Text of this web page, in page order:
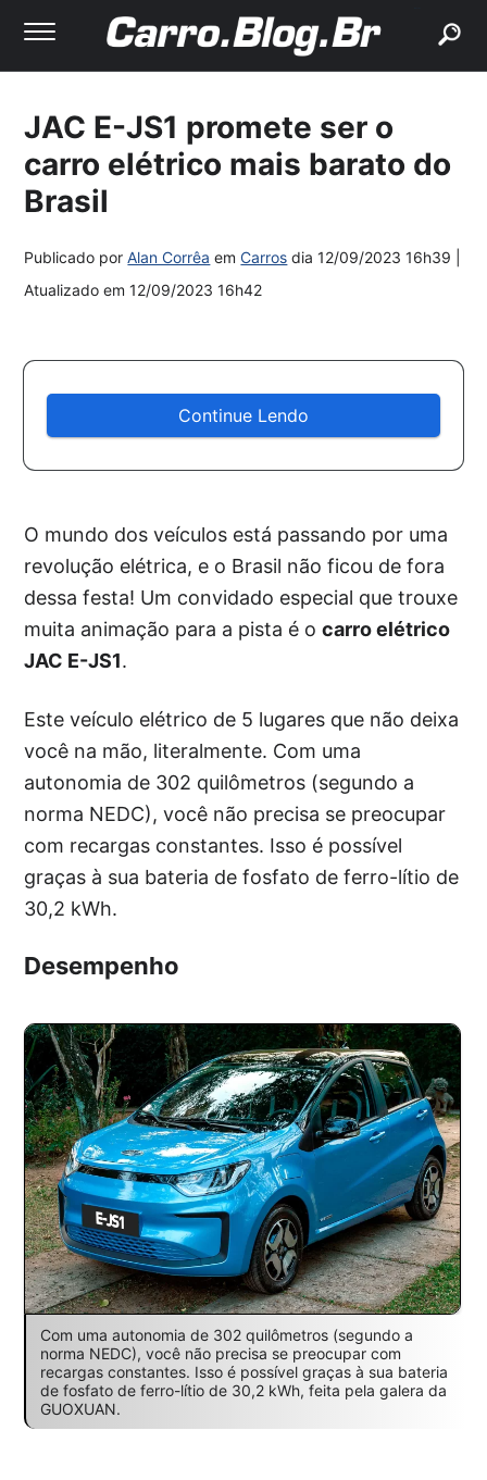
JAC E-JS1 promete ser o
carro elétrico mais barato do
Brasil
Publicado porAlan Corrêa emCarros dia12/09/2023 16h39
Atualizado em12/09/2023 16h42
Continue Lendo
O mundo dos veículos está passando por uma
revolução elétrica, e o Brasil não ficou de fora
dessa festa! Um convidado especial que trouxe
muita animação para a pista é ocarro elétrico
JAC E-JS1.
Este veículo elétrico de 5 lugares que não deixa
você na mão, literalmente. Com uma
autonomia de 302 quilômetros (segundo a
norma NEDC), você não precisa se preocupar
com recargas constantes. Isso é possível
graças à sua bateria de fosfato de ferro-lítio de
30,2 kWh.
Desempenho
Com uma autonomia de 302 quilômetros (segundo a
norma NEDC), você não precisa se preocupar com
recargas constantes. Isso é possível graças à sua bateria
de fosfato de ferro-lítio de 30,2 kWh, feita pela galera da
GUOXUAN.